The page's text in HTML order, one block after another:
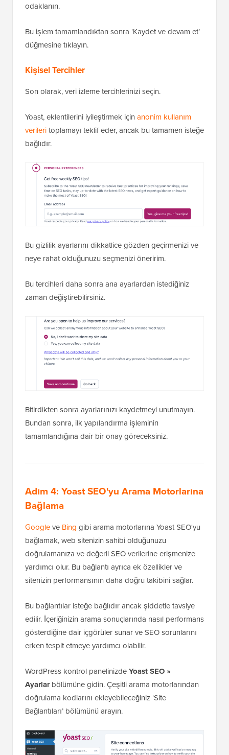
odaklanın.
Bu işlem tamamlandıktan sonra ‘Kaydet ve devam et’
düğmesine tıklayın.
Kişisel Tercihler
Son olarak, veri izleme tercihlerinizi seçin.
Yoast, eklentilerini iyileştirmek için anonim kullanım
verileritoplamayı teklif eder, ancak bu tamamen isteğe
bağlıdır.
Bu gizlilik ayarlarını dikkatlice gözden geçirmenizi ve
neye rahat olduğunuzu seçmenizi öneririm.
Bu tercihleri daha sonra ana ayarlardan istediğiniz
zaman değiştirebilirsiniz.
Bitirdikten sonra ayarlarınızı kaydetmeyi unutmayın.
Bundan sonra, ilk yapılandırma işleminin
tamamlandığına dair bir onay göreceksiniz.
Adım 4: Yoast SEO'yu Arama Motorlarına
Bağlama
Googleve Bing gibi arama motorlarına Yoast SEO'yu
bağlamak, web sitenizin sahibi olduğunuzu
doğrulamanıza ve değerli SEO verilerine erişmenize
yardımcı olur. Bu bağlantı ayrıca ek özellikler ve
sitenizin performansının daha doğru takibini sağlar.
Bu bağlantılar isteğe bağlıdır ancak şiddetle tavsiye
edilir. İçeriğinizin arama sonuçlarında nasıl performans
gösterdiğine dair içgörüler sunar ve SEO sorunlarını
erken tespit etmeye yardımcı olabilir.
WordPress kontrol panelinizdeYoast SEO »
Ayarlarbölümüne gidin. Çeşitli arama motorlarından
doğrulama kodlarını ekleyebileceğiniz ‘Site
Bağlantıları’ bölümünü arayın.